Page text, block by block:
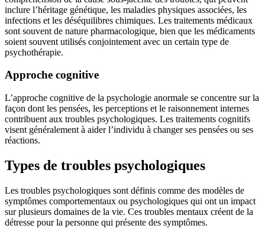
inclure l’héritage génétique, les maladies physiques associées, les
infections et les déséquilibres chimiques. Les traitements médicaux
sont souvent de nature pharmacologique, bien que les médicaments
soient souvent utilisés conjointement avec un certain type de
psychothérapie.
Approche cognitive
L’approche cognitive de la psychologie anormale se concentre sur la
façon dont les pensées, les perceptions et le raisonnement internes
contribuent aux troubles psychologiques. Les traitements cognitifs
visent généralement à aider l’individu à changer ses pensées ou ses
réactions.
Types de troubles psychologiques
Les troubles psychologiques sont définis comme des modèles de
symptômes comportementaux ou psychologiques qui ont un impact
sur plusieurs domaines de la vie. Ces troubles mentaux créent de la
détresse pour la personne qui présente des symptômes.